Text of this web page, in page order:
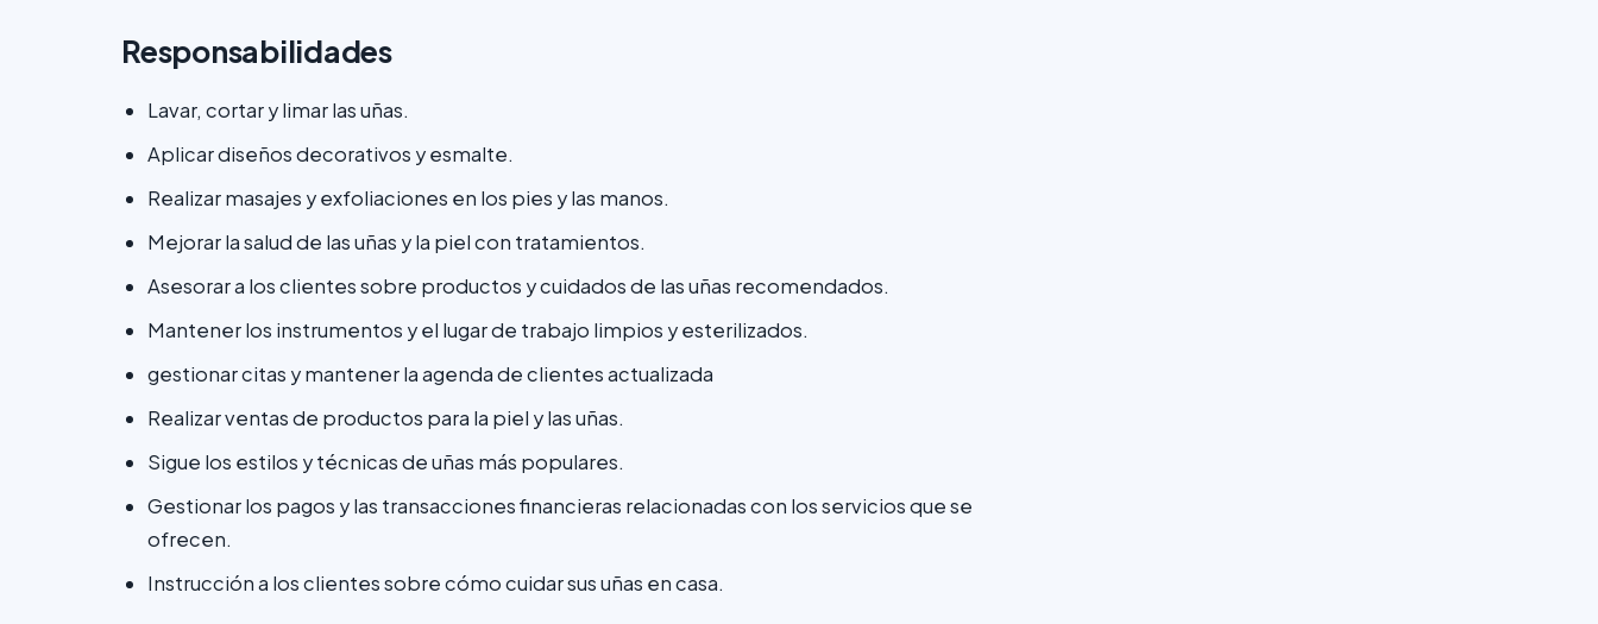
Responsabilidades
Lavar, cortar y limar las uñas.
Aplicar diseños decorativos y esmalte.
Realizar masajes y exfoliaciones en los pies y las manos.
Mejorar la salud de las uñas y la piel con tratamientos.
Asesorar a los clientes sobre productos y cuidados de las uñas recomendados.
Mantener los instrumentos y el lugar de trabajo limpios y esterilizados.
gestionar citas y mantener la agenda de clientes actualizada
Realizar ventas de productos para la piel y las uñas.
Sigue los estilos y técnicas de uñas más populares.
Gestionar los pagos y las transacciones financieras relacionadas con los servicios que se
ofrecen.
Instrucción a los clientes sobre cómo cuidar sus uñas en casa.